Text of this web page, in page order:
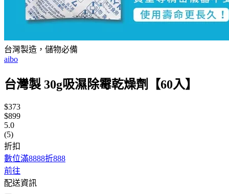
台灣製造，儲物必備
aibo
台灣製 30g吸濕除霉乾燥劑【60入】
$373
$899
5.0
(5)
折扣
數位滿8888折888
前往
配送資訊